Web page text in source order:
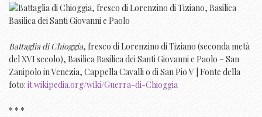
Battaglia di Chioggia, fresco di Lorenzino di Tiziano (seconda metà
del XVI secolo), Basilica Basilica dei Santi Giovanni e Paolo – San
Zanipolo in Venezia, Cappella Cavalli o di San Pio V | Fonte della
foto: it.wikipedia.org/wiki/Guerra-di-Chioggia
* * *